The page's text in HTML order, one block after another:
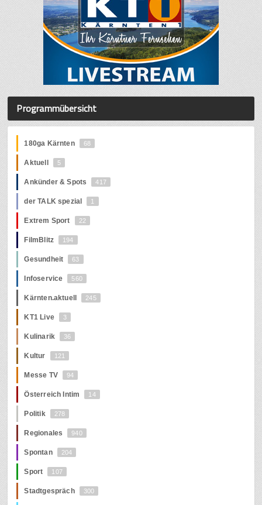
Programmübersicht
180ga Kärnten 68
Aktuell 5
Ankünder & Spots 417
der TALK spezial 1
Extrem Sport 22
FilmBlitz 194
Gesundheit 63
Infoservice 560
Kärnten.aktuell 245
KT1 Live 3
Kulinarik 36
Kultur 121
Messe TV 94
Österreich Intim 14
Politik 278
Regionales 940
Spontan 204
Sport 107
Stadtgespräch 300